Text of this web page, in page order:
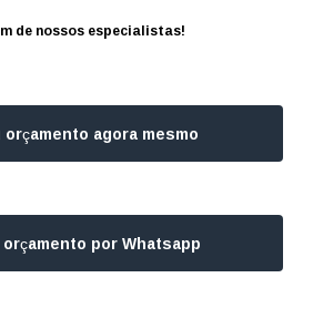
de nossos especialistas!
orçamento agora mesmo
por Whatsapp